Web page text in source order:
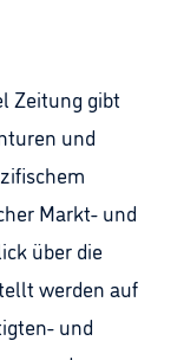
Zeitung gibt
und
Markt- und
über die
werden auf
und